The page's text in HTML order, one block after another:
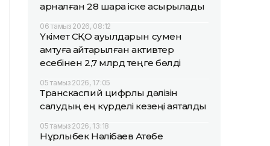
арналған 28 шара іске асырылады
06 тамыз 2026, 08:12
Үкімет СҚО ауылдарын сумен
қамтуға қайтарылған активтер
есебінен 2,7 млрд теңге бөлді
05 тамыз 2026, 17:05
Транскаспий цифрлық дәлізін
салудың ең күрделі кезеңі аяқталды
05 тамыз 2026, 13:18
Нұрлыбек Нәлібаев Ақтөбе